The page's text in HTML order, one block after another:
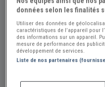
7 200 €
Vendeur Particulier
Corrèze (19) - SAINT-
données selon les finalités
Utiliser des données de
caractéristiques de l’appareil pour
des informations sur un appareil.
mesure de performance des
développement de services.
Liste de nos partenaires